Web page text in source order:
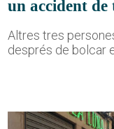
un accident
Altres tres
després de bolcar